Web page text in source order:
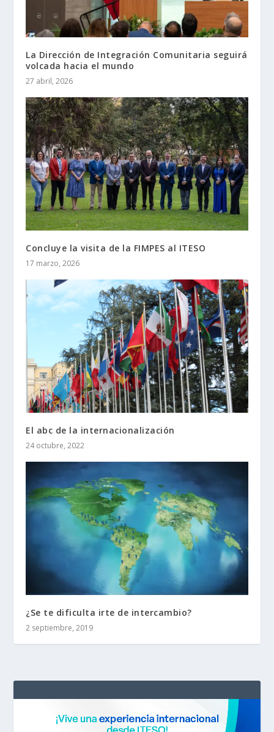
La Dirección de Integración Comunitaria seguirá
volcada hacia el mundo
27 abril, 2026
Concluye la visita de la FIMPES al ITESO
17 marzo, 2026
El abc de la internacionalización
24 octubre, 2022
¿Se te dificulta irte de intercambio?
2 septiembre, 2019